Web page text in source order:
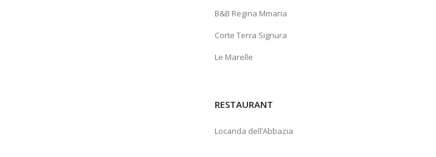
B&B Regina Mmaria
Corte Terra Signura
Le Marelle
RESTAURANT
Locanda dell’Abbazia